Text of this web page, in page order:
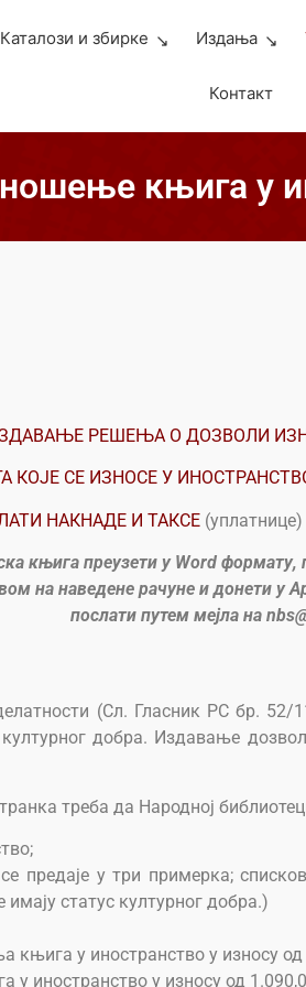
Каталози и збирке Издања
Контакт
књига у
РЕШЕЊА О ДОЗВОЛИ
КОЈЕ СЕ ИЗНОСЕ У
НАКНАДЕ И ТАКСЕ (уплатнице)
књига преузети у Word
на наведене рачуне и донети у
послати путем мејла на
(Сл. Гласник РС бр. 52/
добра. Издавање
треба да Народној
предаје у три примерка;
статус културног добра.)
у иностранство у износу
у иностранство у износу од